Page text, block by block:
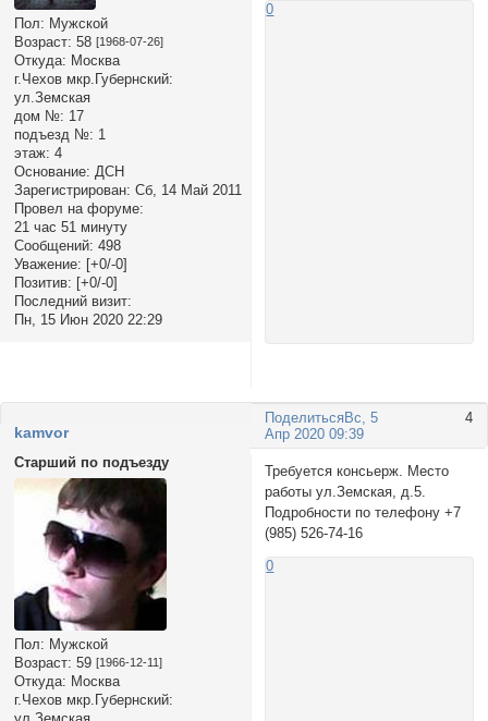
Пол: Мужской
Возраст: 58 [1968-07-26]
Откуда: Москва
г.Чехов мкр.Губернский:
ул.Земская
дом №: 17
подъезд №: 1
этаж: 4
Основание: ДСН
Зарегистрирован: Сб, 14 Май 2011
Провел на форуме:
21 час 51 минуту
Сообщений: 498
Уважение: [+0/-0]
Позитив: [+0/-0]
Последний визит:
Пн, 15 Июн 2020 22:29
0
Поделиться 4
Вс, 5
Апр 2020 09:39
kamvor
Старший по подъезду
Пол: Мужской
Возраст: 59 [1966-12-11]
Откуда: Москва
г.Чехов мкр.Губернский:
Требуется консьерж. Место
работы ул.Земская, д.5.
Подробности по телефону +7
(985) 526-74-16
0